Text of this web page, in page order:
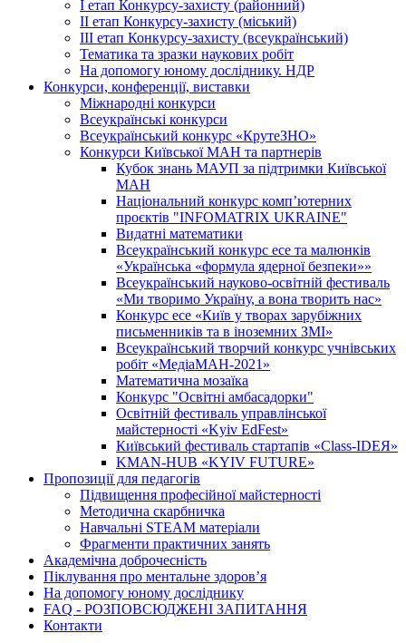
І етап Конкурсу-захисту (районний)
ІІ етап Конкурсу-захисту (міський)
ІІІ етап Конкурсу-захисту (всеукраїнський)
Тематика та зразки наукових робіт
На допомогу юному досліднику. НДР
Конкурси, конференції, виставки
Міжнародні конкурси
Всеукраїнські конкурси
Всеукраїнський конкурс «КрутеЗНО»
Конкурси Київської МАН та партнерів
Кубок знань МАУП за підтримки Київської
МАН
Національний конкурс комп’ютерних
проєктів "INFOMATRIX UKRAINE"
Видатні математики
Всеукраїнський конкурс есе та малюнків
«Українська «формула ядерної безпеки»»
Всеукраїнський науково-освітній фестиваль
«Ми творимо Україну, а вона творить нас»
Конкурс есе «Київ у творах зарубіжних
письменників та в іноземних ЗМІ»
Всеукраїнський творчий конкурс учнівських
робіт «МедіаМАН-2021»
Математична мозаїка
Конкурс "Освітні амбасадорки"
Освітній фестиваль управлінської
майстерності «Kyiv EdFest»
Київський фестиваль стартапів «Class-IDEЯ»
KMAN-HUB «KYIV FUTURE»
Пропозиції для педагогів
Підвищення професійної майстерності
Методична скарбничка
Навчальні STEAM матеріали
Фрагменти практичних занять
Академічна доброчесність
Піклування про ментальне здоровʼя
На допомогу юному досліднику
FAQ - РОЗПОВСЮДЖЕНІ ЗАПИТАННЯ
Контакти